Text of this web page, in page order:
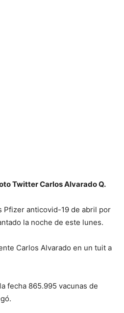
Twitter Carlos Alvarado Q.
Pfizer anticovid-19 de abril por
la noche de este lunes.
Carlos Alvarado en un tuit a
fecha 865.995 vacunas de